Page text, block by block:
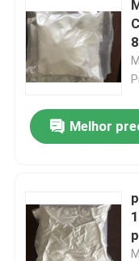
Produtos
Melhor